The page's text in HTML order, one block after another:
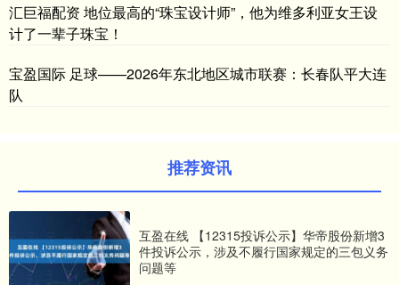
汇巨福配资 地位最高的“珠宝设计师”，他为维多利亚女王设
计了一辈子珠宝！
宝盈国际 足球——2026年东北地区城市联赛：长春队平大连
队
推荐资讯
互盈在线 【12315投诉公示】华帝股份新增3
件投诉公示，涉及不履行国家规定的三包义务
问题等